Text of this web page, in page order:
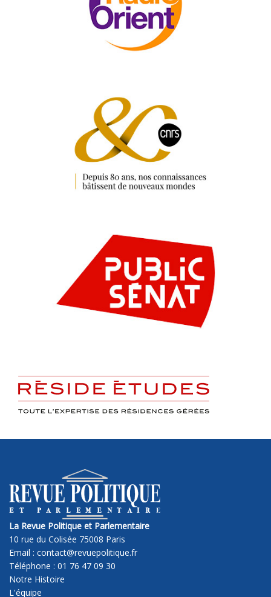
La Revue Politique et Parlementaire
10 rue du Colisée 75008 Paris
Email : contact@revuepolitique.fr
Téléphone : 01 76 47 09 30
Notre Histoire
L'équipe